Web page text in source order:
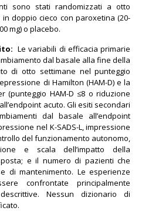
sono stati randomizzati a otto
doppio cieco con paroxetina (20-
mg) o placebo.
Le variabili di efficacia primarie
dal basale alla fine della
di otto settimane nel punteggio
di Hamilton (HAM-D) e la
(punteggio HAM-D ≤8 o riduzione
acuto. Gli esiti secondari
dal basale all’endpoint
nel K-SADS-L, impressione
del funzionamento autonomo,
e scala dell’impatto della
e il numero di pazienti che
di mantenimento. Le esperienze
confrontate principalmente
Nessun dizionario di